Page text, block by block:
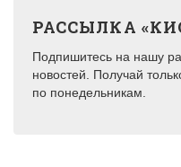
РАССЫЛКА
Подпишитесь на нашу
новостей. Получай
по понедельникам.